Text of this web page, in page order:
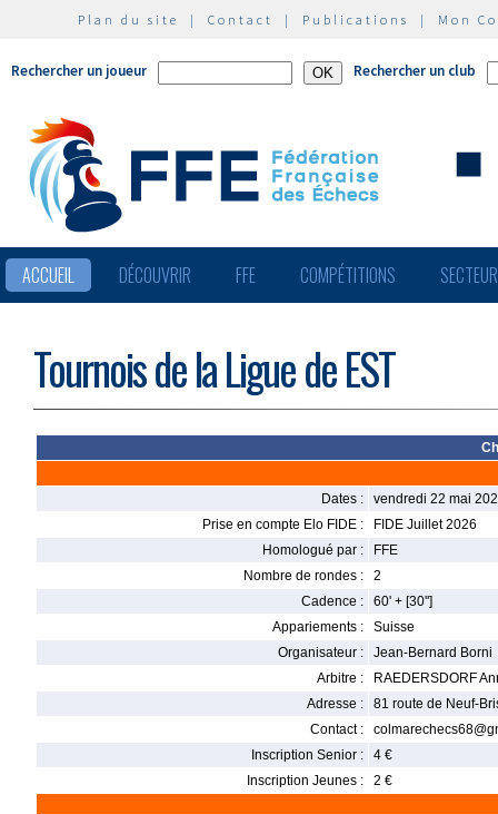
Plan du site | Contact | Publications | Mon
Rechercher un joueur Rechercher un club
ACCUEIL DÉCOUVRIR FFE COMPÉTITIONS
Tournois de la Ligue de EST
Dates :
vendredi 22 mai
Prise en compte Elo FIDE :
FIDE Juillet 2026
Homologué par :
FFE
Nombre de rondes :
2
Cadence :
60' + [30'']
Appariements :
Suisse
Organisateur :
Jean-Bernard Borni
Arbitre :
RAEDERSDORF
Adresse :
81 route de Neuf-
Contact :
Inscription Senior :
4 €
Inscription Jeunes :
2 €